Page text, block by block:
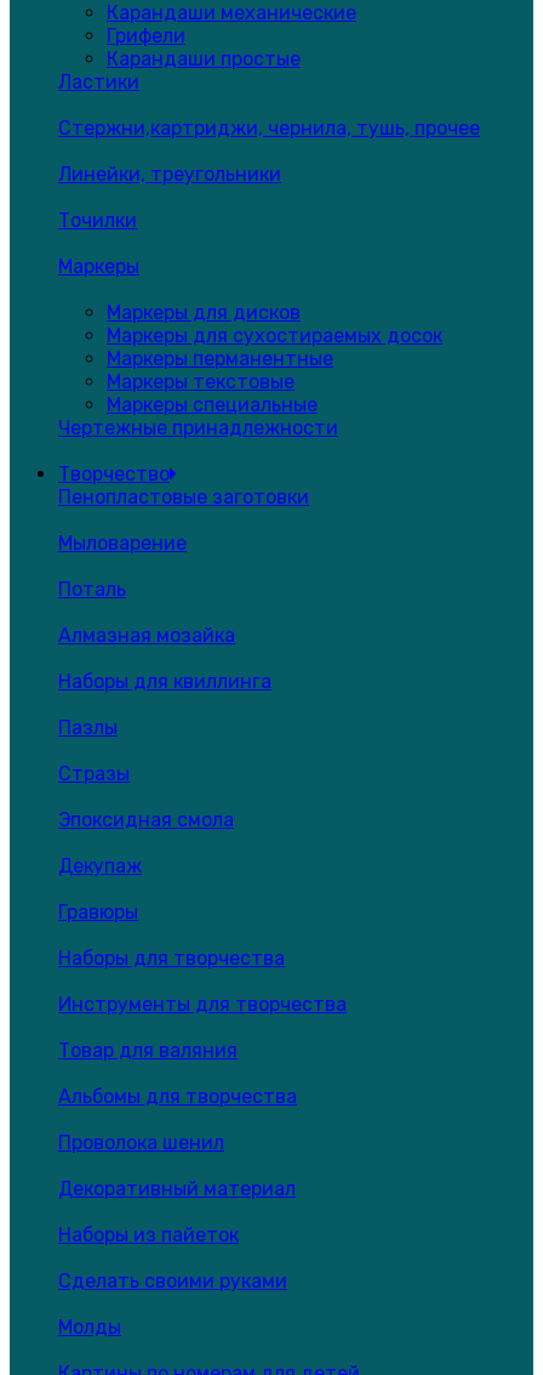
Карандаши механические
Грифели
Карандаши простые
Ластики
Стержни,картриджи, чернила, тушь, прочее
Линейки, треугольники
Точилки
Маркеры
Маркеры для дисков
Маркеры для сухостираемых досок
Маркеры перманентные
Маркеры текстовые
Маркеры специальные
Чертежные принадлежности
Творчество
Пенопластовые заготовки
Мыловарение
Поталь
Алмазная мозайка
Наборы для квиллинга
Пазлы
Стразы
Эпоксидная смола
Декупаж
Гравюры
Наборы для творчества
Инструменты для творчества
Товар для валяния
Альбомы для творчества
Проволока шенил
Декоративный материал
Наборы из пайеток
Сделать своими руками
Молды